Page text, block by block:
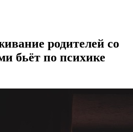
родителей со
бьёт по психике